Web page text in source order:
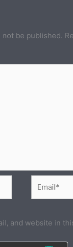
not be published.
and website in